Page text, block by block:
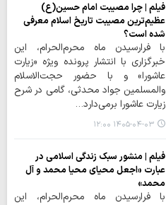
فیلم | چرا مصیبت امام حسین(ع)
عظیم‌ترین مصیبت تاریخ اسلام معرفی
شده است؟
با فرارسیدن ماه محرم‌الحرام، این
خبرگزاری با انتشار پرونده ویژه «زیارت
عاشورا» و با حضور حجت‌الاسلام
والمسلمین جواد محدثی، گامی در شرح
زیارت عاشورا برمی‌دارد…
۱۴۰۵-۰۴-۰۳ ۱۲:۰۰
فیلم | منشور سبک زندگی اسلامی در
عبارت «اجعل محیای محیا محمد و آل
محمد»
با فرارسیدن ماه محرم‌الحرام، این